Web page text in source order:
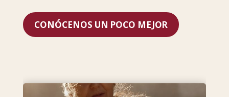
CONÓCENOS UN POCO MEJOR